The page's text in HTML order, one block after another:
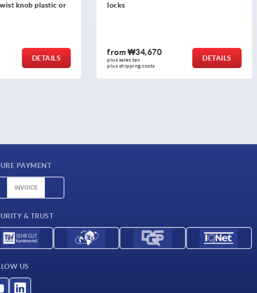
knob plastic or
DETAILS
locks
from₩34,670
plus sales tax
plus shipping costs
DETAILS
PAYMENT
& TRUST
US